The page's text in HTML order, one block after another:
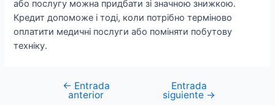
або послугу можна придбати зі значною знижкою.
Кредит допоможе і тоді, коли потрібно терміново
оплатити медичні послуги або поміняти побутову
техніку.
Navegación
← Entrada
anterior
Entrada
siguiente →